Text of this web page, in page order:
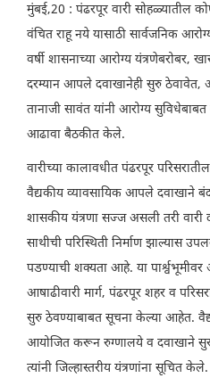
मुंबई,20 : पंढरपूर वारी सोहळ्यातील
वंचित राहू नये यासाठी सार्वजनिक
वर्षी शासनाच्या आरोग्य यंत्रणेबरोबर,
दरम्यान आपले दवाखानेही सुरु ठेवावेत,
तानाजी सावंत यांनी आरोग्य
आढावा बैठकीत केले.
वारीच्या कालावधीत पंढरपूर
वैद्यकीय व्यावसायिक आपले
शासकीय यंत्रणा सज्ज असली तरी वारी
साथीची परिस्थिती निर्माण झाल्यास
पडण्याची शक्यता आहे. या पार्श्वभूमीवर
आषाढीवारी मार्ग, पंढरपूर शहर व
सुरु ठेवण्याबाबत सूचना केल्या आहेत.
आयोजित करून रुग्णालये व दवाखाने सुरु
त्यांनी जिल्हास्तरीय यंत्रणांना सूचित